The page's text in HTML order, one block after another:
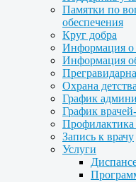
Памятки по
обеспечения
Круг добра
Информация о
Информация
Охрана детства
График
График
Профилактика
Запись к врачу
Услуги